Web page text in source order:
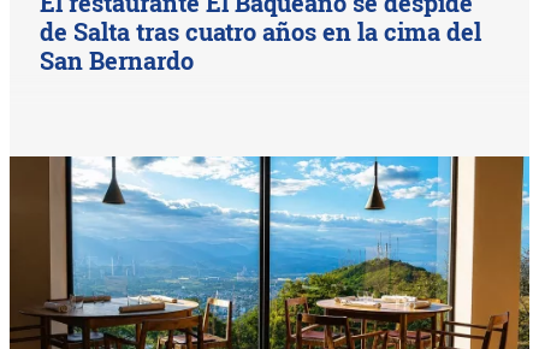
de Salta tras cuatro años en la cima del
San Bernardo